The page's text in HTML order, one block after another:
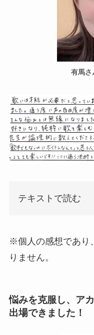
有馬さ
テキストで読む
※個人の感想であり
りません。
悩みを克服し、ア
出場できました！